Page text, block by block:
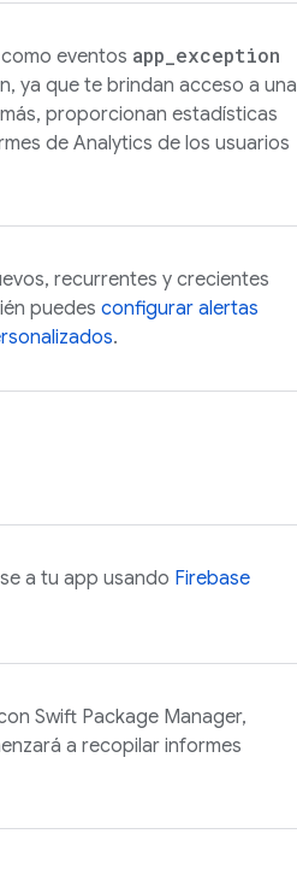
eventos app exception
ya que te brindan acceso a una
proporcionan estadísticas
deAnalytics de los usuarios
recurrentes y crecientes
puedes configurar alertas
.
a tu app usando Firebase
Swift Package Manager,
a recopilar informes